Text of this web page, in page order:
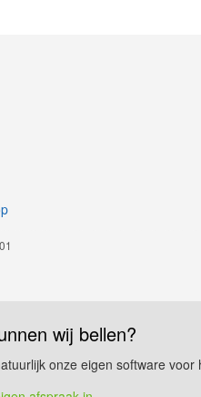
wij bellen?
onze eigen software voor